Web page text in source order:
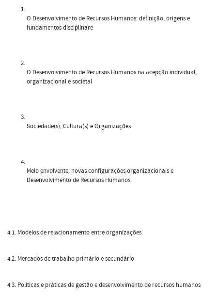
O Desenvolvimento de Recursos Humanos: definição, origens e
fundamentos disciplinare
O Desenvolvimento de Recursos Humanos na acepção individual,
organizacional e societal
Sociedade(s), Cultura(s) e Organizações
Meio envolvente, novas configurações organizacionais e
Desenvolvimento de Recursos Humanos.
4.1. Modelos de relacionamento entre organizações
4.2. Mercados de trabalho primário e secundário
4.3. Políticas e práticas de gestão e desenvolvimento de recursos humanos